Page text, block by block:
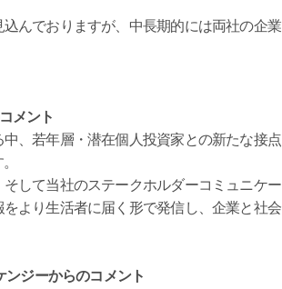
んでおりますが、中⻑期的には両社の企業
メント
、若年層・潜在個人投資家との新たな接点
して当社のステークホルダーコミュニケー
より生活者に届く形で発信し、企業と社会
ンジーからのコメント